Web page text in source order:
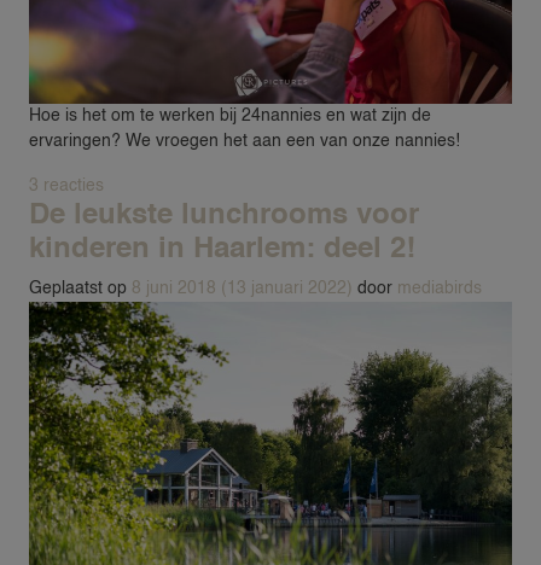
Hoe is het om te werken bij 24nannies en wat zijn de
ervaringen? We vroegen het aan een van onze nannies!
3 reacties
De leukste lunchrooms voor
kinderen in Haarlem: deel 2!
Geplaatst op 8 juni 2018 (13 januari 2022) door mediabirds